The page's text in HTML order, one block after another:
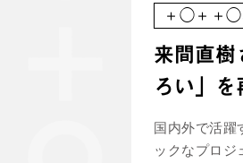
＋◯＋＋◯
来間直樹
ろい」を
国内外で活躍
ックなプロジ